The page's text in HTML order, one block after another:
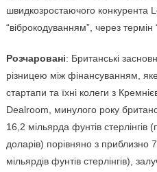
швидкозростаючого конкурента
“віброкодуванням”, через термін
Розчаровані: Британські
різницею між фінансуванням,
стартапи та їхні колеги з
Dealroom, минулого року
16,2 мільярда фунтів
доларів) порівняно з приблизно
мільярдів фунтів стерлінгів),